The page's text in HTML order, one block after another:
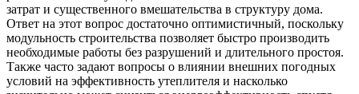
затрат и существенного вмешательства в структуру дома.
Ответ на этот вопрос достаточно оптимистичный, поскольку
модульность строительства позволяет быстро производить
необходимые работы без разрушений и длительного простоя.
Также часто задают вопросы о влиянии внешних погодных
условий на эффективность утеплителя и насколько